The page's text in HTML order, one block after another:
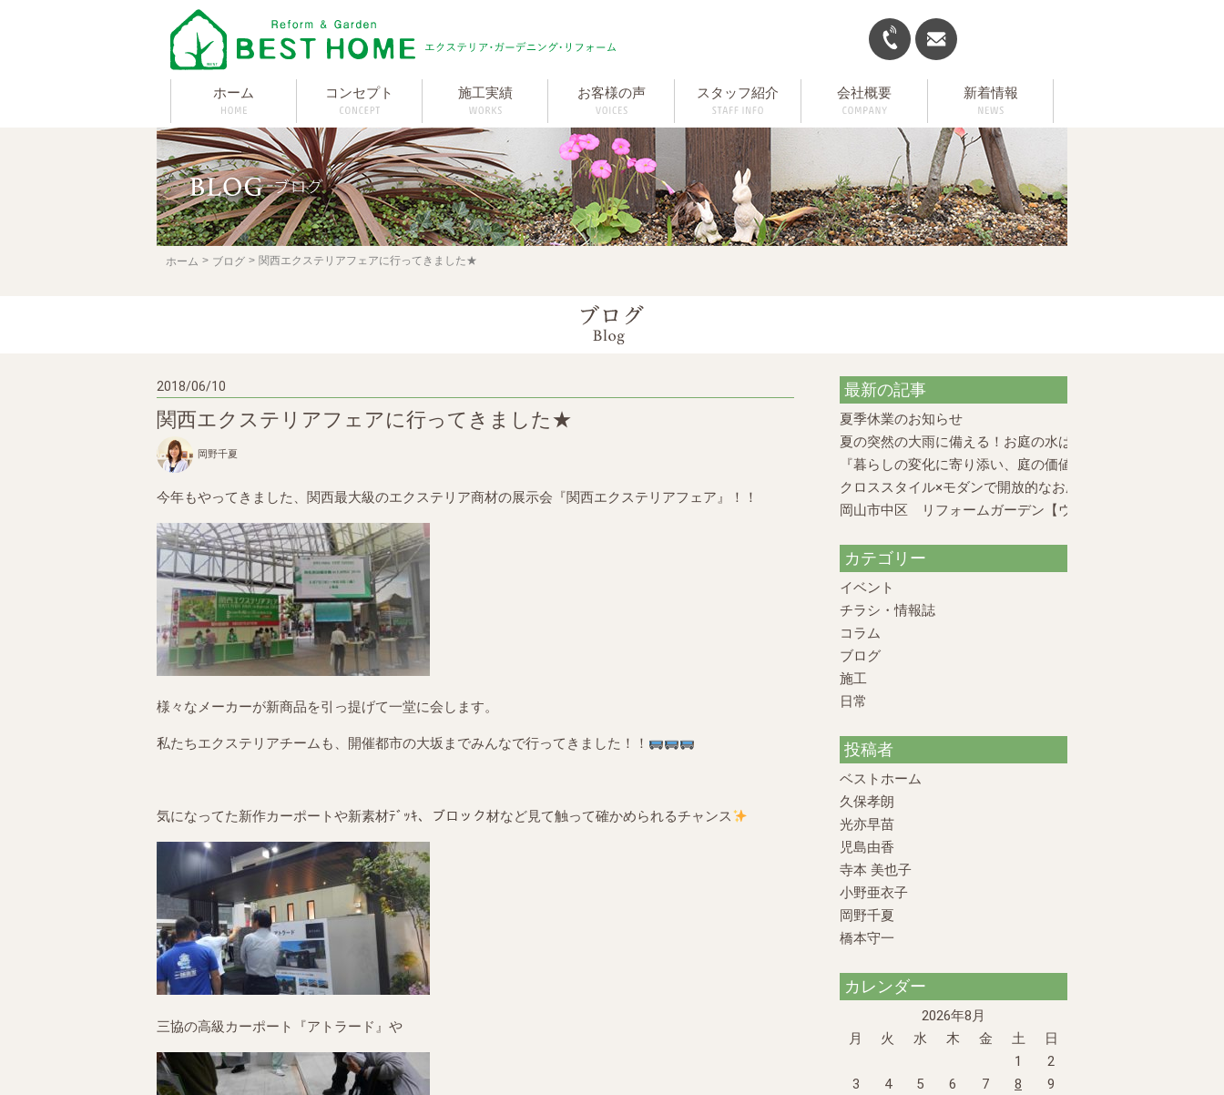
ホーム コンセプト 施工実績 お客様の声 スタッフ紹介 会社概要 新着情報
ホーム ブログ 関西エクステリアフェアに行ってきました★
2018/06/10
関西エクステリアフェアに行ってきました★
岡野千夏
今年もやってきました、関西最大級のエクステリア商材の展示会『関西エクステリアフェア』！！
様々なメーカーが新商品を引っ提げて一堂に会します。
私たちエクステリアチームも、開催都市の大坂までみんなで行ってきました！！
気になってた新作カーポートや新素材ﾃﾞｯｷ、ブロック材など見て触って確かめられるチャンス
三協の高級カーポート『アトラード』や
最新の記事
夏季休業のお知らせ
夏の突然の大雨に備える！お庭の水はけ対策と外構のポイント
『暮らしの変化に寄り添い、庭の価値を再構築したリフォ
クロススタイル×モダンで開放的なお庭
岡山市中区 リフォームガーデン【ウッドデッキの活かし方】
カテゴリー
イベント
チラシ・情報誌
コラム
ブログ
施工
日常
投稿者
ベストホーム
久保孝朗
光亦早苗
児島由香
寺本 美也子
小野亜衣子
岡野千夏
橋本守一
カレンダー
2026年8月
月
火 水 木 金 土
日
1
2
3
4 5 6 7 8
9